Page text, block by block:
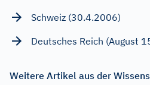
Schweiz (30.4.2006)
Deutsches Reich (August
Weitere Artikel aus der